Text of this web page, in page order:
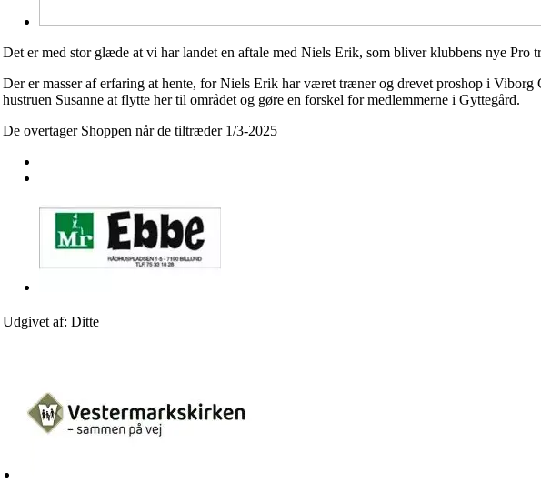
Det er med stor glæde at vi har landet en aftale med Niels Erik, som bliver klubbens nye Pro
Der er masser af erfaring at hente, for Niels Erik har været træner og drevet proshop i Viborg
hustruen Susanne at flytte her til området og gøre en forskel for medlemmerne i Gyttegård.
De overtager Shoppen når de tiltræder 1/3-2025
Udgivet af: Ditte